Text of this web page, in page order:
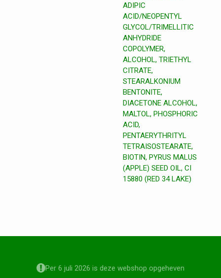
ADIPIC
ACID/NEOPENTYL
GLYCOL/TRIMELLITIC
ANHYDRIDE
COPOLYMER,
ALCOHOL, TRIETHYL
CITRATE,
STEARALKONIUM
BENTONITE,
DIACETONE ALCOHOL,
MALTOL, PHOSPHORIC
ACID,
PENTAERYTHRITYL
TETRAISOSTEARATE,
BIOTIN, PYRUS MALUS
(APPLE) SEED OIL, CI
15880 (RED 34 LAKE)
Per 6 juli 2026 is deze webshop opgeheven